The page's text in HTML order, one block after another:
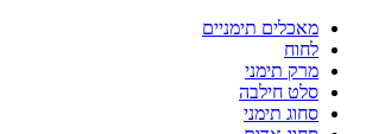
מאכלים תימניים
לחוח
מרק תימני
סלט חילבה
סחוג תימני